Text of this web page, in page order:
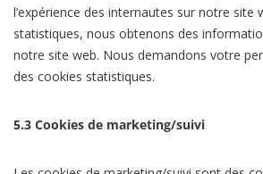
l’expérience des internautes sur notre site
statistiques, nous obtenons des
notre site web. Nous demandons votre
des cookies statistiques.
5.3 Cookies de marketing/suivi